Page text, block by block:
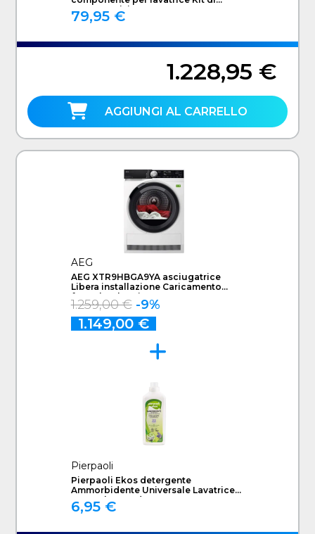
sovrapposizione
79,95 €
1.228,95 €
AGGIUNGI AL CARRELLO
AEG
AEG XTR9HBGA9YA asciugatrice
Libera installazione Caricamento
frontale 9 kg Bianco
1.259,00 € -9%
1.149,00 €
Pierpaoli
Pierpaoli Ekos detergente
Ammorbidente Universale Lavatrice
1000 ml Lavanda
6,95 €